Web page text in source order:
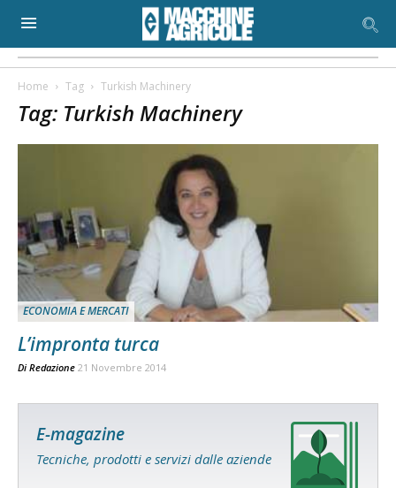
Home Tag Turkish Machinery
Tag: Turkish Machinery
ECONOMIA E MERCATI
L’impronta turca
Di Redazione 21 Novembre 2014
E-magazine
Tecniche, prodotti e servizi dalle aziende